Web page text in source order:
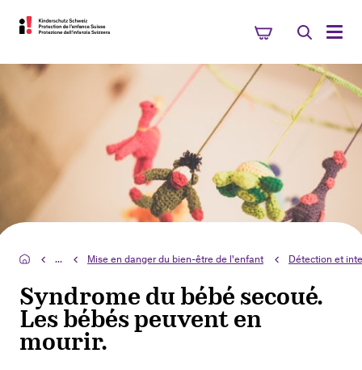
... Mise en danger du bien-être de l'enfant Détection et
Syndrome du bébé secoué.
Les bébés peuvent en
mourir.